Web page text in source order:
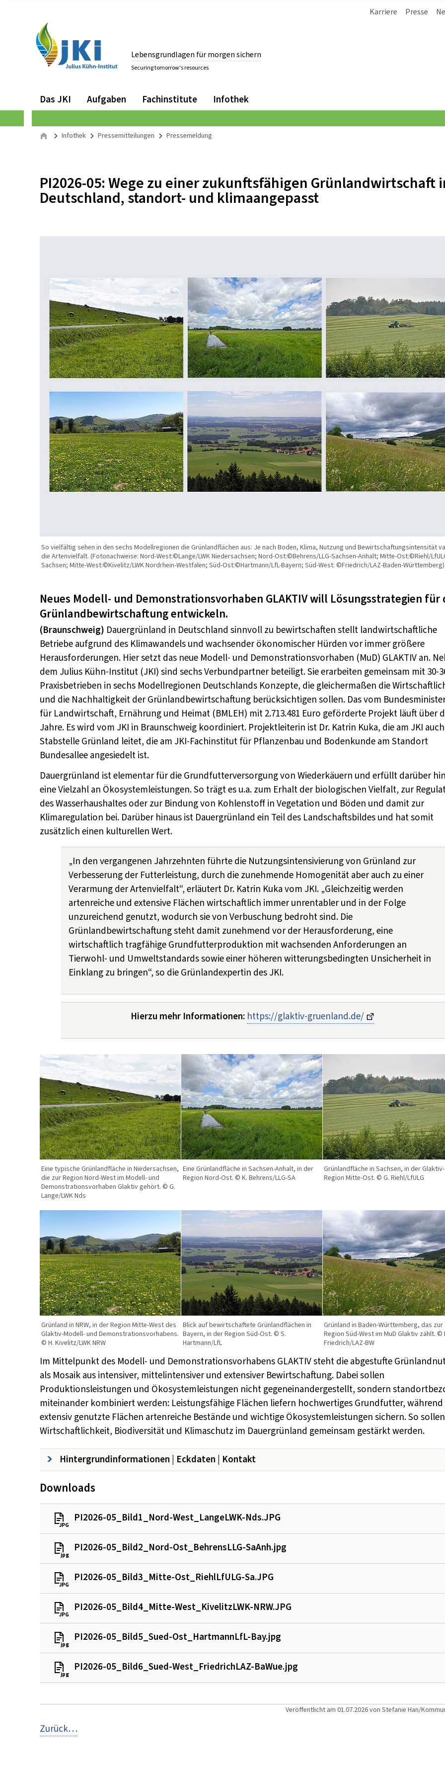
Lebensgrundlagen für morgen sichern
Securing tomorrow's resources
Karriere Presse
Navigation
Hauptmenü
Das JKI Aufgaben Fachinstitute Infothek
Seitenpfad
Infothek Pressemitteilungen Pressemeldung
Inhalt:
PI2026-05: Wege zu einer zukunftsfähigen Grünlandwirtschaft
Deutschland, standort- und klimaangepasst
So vielfältig sehen in den sechs Modellregionen die Grünlandflächen aus: Je nach Boden, Klima, Nutzung und Bewirtschaftungsintensität
die Artenvielfalt. (Fotonachweise: Nord-West:©Lange/LWK Niedersachsen; Nord-Ost:©Behrens/LLG-Sachsen-Anhalt; Mitte-Ost:©Riehl/
Sachsen; Mitte-West:©Kivelitz/LWK Nordrhein-Westfalen; Süd-Ost:©Hartmann/LfL-Bayern; Süd-West: ©Friedrich/LAZ-Baden-Württemberg)
Neues Modell- und Demonstrationsvorhaben GLAKTIV will Lösungsstrategien für
Grünlandbewirtschaftung entwickeln.
(Braunschweig) Dauergrünland in Deutschland sinnvoll zu bewirtschaften stellt landwirtschaftliche
Betriebe aufgrund des Klimawandels und wachsender ökonomischer Hürden vor immer größere
Herausforderungen. Hier setzt das neue Modell- und Demonstrationsvorhaben (MuD) GLAKTIV an.
dem Julius Kühn-Institut (JKI) sind sechs Verbundpartner beteiligt. Sie erarbeiten gemeinsam mit 30-
Praxisbetrieben in sechs Modellregionen Deutschlands Konzepte, die gleichermaßen die
und die Nachhaltigkeit der Grünlandbewirtschaftung berücksichtigen sollen. Das vom
für Landwirtschaft, Ernährung und Heimat (BMLEH) mit 2.713.481 Euro geförderte Projekt läuft über
Jahre. Es wird vom JKI in Braunschweig koordiniert. Projektleiterin ist Dr. Katrin Kuka, die am JKI
Stabstelle Grünland leitet, die am JKI-Fachinstitut für Pflanzenbau und Bodenkunde am Standort
Bundesallee angesiedelt ist.
Dauergrünland ist elementar für die Grundfutterversorgung von Wiederkäuern und erfüllt darüber
eine Vielzahl an Ökosystemleistungen. So trägt es u.a. zum Erhalt der biologischen Vielfalt, zur
des Wasserhaushaltes oder zur Bindung von Kohlenstoff in Vegetation und Böden und damit zur
Klimaregulation bei. Darüber hinaus ist Dauergrünland ein Teil des Landschaftsbildes und hat somit
zusätzlich einen kulturellen Wert.
„In den vergangenen Jahrzehnten führte die Nutzungsintensivierung von Grünland zur
Verbesserung der Futterleistung, durch die zunehmende Homogenität aber auch zu einer
Verarmung der Artenvielfalt“, erläutert Dr. Katrin Kuka vom JKI. „Gleichzeitig werden
artenreiche und extensive Flächen wirtschaftlich immer unrentabler und in der Folge
unzureichend genutzt, wodurch sie von Verbuschung bedroht sind. Die
Grünlandbewirtschaftung steht damit zunehmend vor der Herausforderung, eine
wirtschaftlich tragfähige Grundfutterproduktion mit wachsenden Anforderungen an
Tierwohl- und Umweltstandards sowie einer höheren witterungsbedingten Unsicherheit in
Einklang zu bringen“, so die Grünlandexpertin des JKI.
Hierzu mehr Informationen: https://glaktiv-gruenland.de/
Eine typische Grünlandfläche in Niedersachsen,
die zur Region Nord-West im Modell- und
Demonstrationsvorhaben Glaktiv gehört. © G.
Lange/LWK Nds
Eine Grünlandfläche in Sachsen-Anhalt, in der
Region Nord-Ost. © K. Behrens/LLG-SA
Grünlandfläche in Sachsen, in der Glaktiv-
Region Mitte-Ost. © G. Riehl/LfULG
Grünland in NRW, in der Region Mitte-West des
Glaktiv-Modell- und Demonstrationsvorhabens.
© H. Kivelitz/LWK NRW
Blick auf bewirtschaftete Grünlandflächen in
Bayern, in der Region Süd-Ost. © S.
Hartmann/LfL
Grünland in Baden-Württemberg, das zur
Region Süd-West im MuD Glaktiv zählt. ©
Friedrich/LAZ-BW
Im Mittelpunkt des Modell- und Demonstrationsvorhabens GLAKTIV steht die abgestufte
als Mosaik aus intensiver, mittelintensiver und extensiver Bewirtschaftung. Dabei sollen
Produktionsleistungen und Ökosystemleistungen nicht gegeneinandergestellt, sondern
miteinander kombiniert werden: Leistungsfähige Flächen liefern hochwertiges Grundfutter, während
extensiv genutzte Flächen artenreiche Bestände und wichtige Ökosystemleistungen sichern. So sollen
Wirtschaftlichkeit, Biodiversität und Klimaschutz im Dauergrünland gemeinsam gestärkt werden.
Hintergrundinformationen | Eckdaten | Kontakt
Downloads
JPG
JPG
PI2026-05_Bild1_Nord-West_LangeLWK-Nds.JPG
jpg
jpg
PI2026-05_Bild2_Nord-Ost_BehrensLLG-SaAnh.jpg
JPG
JPG
PI2026-05_Bild3_Mitte-Ost_RiehlLfULG-Sa.JPG
JPG
JPG
PI2026-05_Bild4_Mitte-West_KivelitzLWK-NRW.JPG
jpg
jpg
PI2026-05_Bild5_Sued-Ost_HartmannLfL-Bay.jpg
jpg
jpg
PI2026-05_Bild6_Sued-West_FriedrichLAZ-BaWue.jpg
Veröffentlicht am01.07.2026vonStefanie Han/
Zurück…